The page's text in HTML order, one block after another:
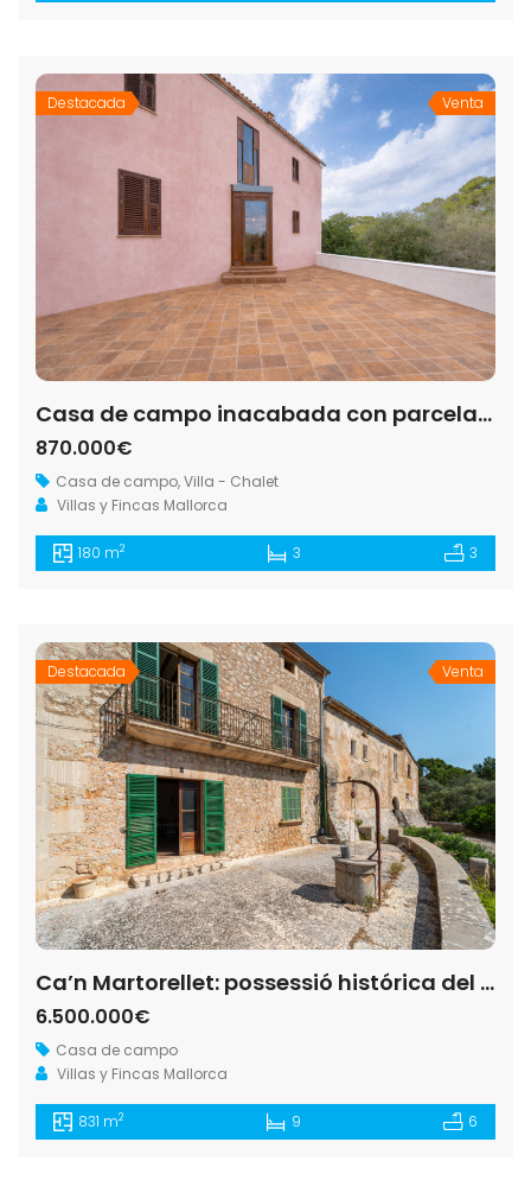
Destacada Venta
Casa de campo inacabada con parcela de 20.900 m² junto a Ses Salines
870.000€
Casa de campo,Villa - Chalet
Villas y Fincas Mallorca
180 m2 3 3
Destacada Venta
Ca’n Martorellet: possessió histórica del siglo XIII con 244 hectáreas en Pollença
6.500.000€
Casa de campo
Villas y Fincas Mallorca
831 m2 9 6